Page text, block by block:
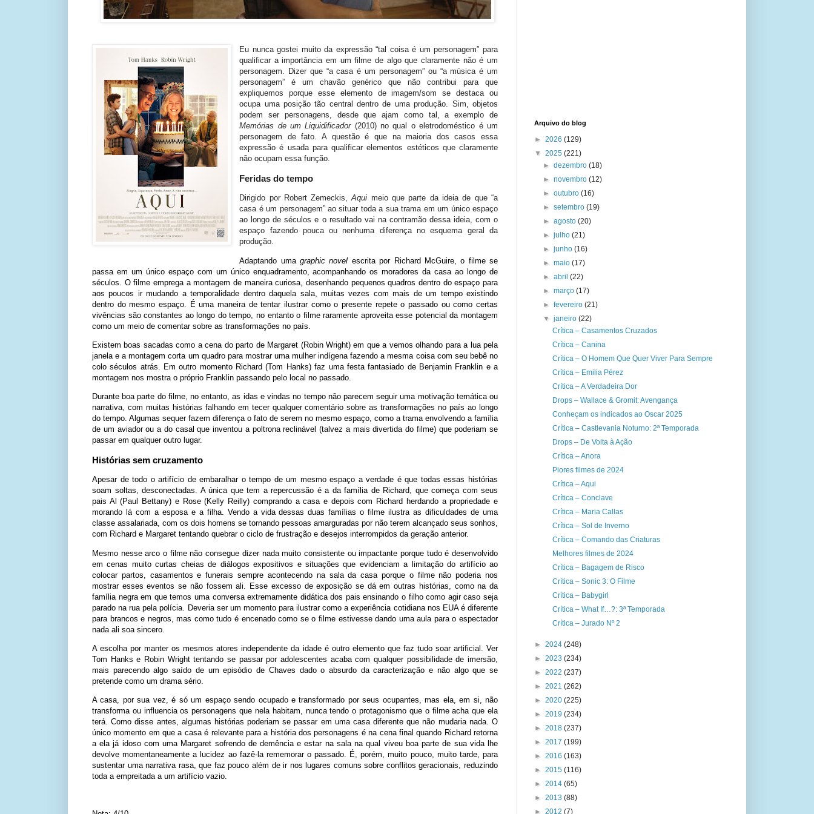
Eu nunca gostei muito da expressão “tal coisa é um personagem” para
qualificar a importância em um filme de algo que claramente não é um
personagem. Dizer que “a casa é um personagem” ou “a música é um
personagem” é um chavão genérico que não contribui para que
expliquemos porque esse elemento de imagem/som se destaca ou
ocupa uma posição tão central dentro de uma produção. Sim, objetos
podem ser personagens, desde que ajam como tal, a exemplo de
Memórias de um Liquidificador (2010) no qual o eletrodoméstico é um
personagem de fato. A questão é que na maioria dos casos essa
expressão é usada para qualificar elementos estéticos que claramente
não ocupam essa função.
Feridas do tempo
Dirigido por Robert Zemeckis,Aqui meio que parte da ideia de que “a
casa é um personagem” ao situar toda a sua trama em um único espaço
ao longo de séculos e o resultado vai na contramão dessa ideia, com o
espaço fazendo pouca ou nenhuma diferença no esquema geral da
produção.
Adaptando uma graphic novel escrita por Richard McGuire, o filme se
passa em um único espaço com um único enquadramento, acompanhando os moradores da casa ao longo de
séculos. O filme emprega a montagem de maneira curiosa, desenhando pequenos quadros dentro do espaço para
aos poucos ir mudando a temporalidade dentro daquela sala, muitas vezes com mais de um tempo existindo
dentro do mesmo espaço. É uma maneira de tentar ilustrar como o presente repete o passado ou como certas
vivências são constantes ao longo do tempo, no entanto o filme raramente aproveita esse potencial da montagem
como um meio de comentar sobre as transformações no país.
Existem boas sacadas como a cena do parto de Margaret (Robin Wright) em que a vemos olhando para a lua pela
janela e a montagem corta um quadro para mostrar uma mulher indígena fazendo a mesma coisa com seu bebê no
colo séculos atrás. Em outro momento Richard (Tom Hanks) faz uma festa fantasiado de Benjamin Franklin e a
montagem nos mostra o próprio Franklin passando pelo local no passado.
Durante boa parte do filme, no entanto, as idas e vindas no tempo não parecem seguir uma motivação temática ou
narrativa, com muitas histórias falhando em tecer qualquer comentário sobre as transformações no país ao longo
do tempo. Algumas sequer fazem diferença o fato de serem no mesmo espaço, como a trama envolvendo a família
de um aviador ou a do casal que inventou a poltrona reclinável (talvez a mais divertida do filme) que poderiam se
passar em qualquer outro lugar.
Histórias sem cruzamento
Apesar de todo o artifício de embaralhar o tempo de um mesmo espaço a verdade é que todas essas histórias
soam soltas, desconectadas. A única que tem a repercussão é a da família de Richard, que começa com seus
pais Al (Paul Bettany) e Rose (Kelly Reilly) comprando a casa e depois com Richard herdando a propriedade e
morando lá com a esposa e a filha. Vendo a vida dessas duas famílias o filme ilustra as dificuldades de uma
classe assalariada, com os dois homens se tornando pessoas amarguradas por não terem alcançado seus sonhos,
com Richard e Margaret tentando quebrar o ciclo de frustração e desejos interrompidos da geração anterior.
Mesmo nesse arco o filme não consegue dizer nada muito consistente ou impactante porque tudo é desenvolvido
em cenas muito curtas cheias de diálogos expositivos e situações que evidenciam a limitação do artifício ao
colocar partos, casamentos e funerais sempre acontecendo na sala da casa porque o filme não poderia nos
mostrar esses eventos se não fossem ali. Esse excesso de exposição se dá em outras histórias, como na da
família negra em que temos uma conversa extremamente didática dos pais ensinando o filho como agir caso seja
parado na rua pela polícia. Deveria ser um momento para ilustrar como a experiência cotidiana nos EUA é diferente
para brancos e negros, mas como tudo é encenado como se o filme estivesse dando uma aula para o espectador
nada ali soa sincero.
A escolha por manter os mesmos atores independente da idade é outro elemento que faz tudo soar artificial. Ver
Tom Hanks e Robin Wright tentando se passar por adolescentes acaba com qualquer possibilidade de imersão,
mais parecendo algo saído de um episódio de Chaves dado o absurdo da caracterização e não algo que se
pretende como um drama sério.
A casa, por sua vez, é só um espaço sendo ocupado e transformado por seus ocupantes, mas ela, em si, não
transforma ou influencia os personagens que nela habitam, nunca tendo o protagonismo que o filme acha que ela
terá. Como disse antes, algumas histórias poderiam se passar em uma casa diferente que não mudaria nada. O
único momento em que a casa é relevante para a história dos personagens é na cena final quando Richard retorna
a ela já idoso com uma Margaret sofrendo de demência e estar na sala na qual viveu boa parte de sua vida lhe
devolve momentaneamente a lucidez ao fazê-la rememorar o passado. É, porém, muito pouco, muito tarde, para
sustentar uma narrativa rasa, que faz pouco além de ir nos lugares comuns sobre conflitos geracionais, reduzindo
toda a empreitada a um artifício vazio.
Arquivo do blog
► 2026 (129)
▼ 2025 (221)
►dezembro(18)
►novembro(12)
►outubro(16)
►setembro(19)
►agosto(20)
►julho(21)
►junho(16)
►maio(17)
►abril(22)
►março(17)
►fevereiro(21)
▼janeiro(22)
Crítica – Casamentos Cruzados
Crítica – Canina
Crítica – O Homem Que Quer Viver Para Sempre
Crítica – Emilia Pérez
Crítica – A Verdadeira Dor
Drops – Wallace & Gromit: Avengança
Conheçam os indicados ao Oscar 2025
Crítica – Castlevania Noturno: 2ª Temporada
Drops – De Volta à Ação
Crítica – Anora
Piores filmes de 2024
Crítica – Aqui
Crítica – Conclave
Crítica – Maria Callas
Crítica – Sol de Inverno
Crítica – Comando das Criaturas
Melhores filmes de 2024
Crítica – Bagagem de Risco
Crítica – Sonic 3: O Filme
Crítica – Babygirl
Crítica – What If…?: 3ª Temporada
Crítica – Jurado Nº 2
► 2024 (248)
► 2023 (234)
► 2022 (237)
► 2021 (262)
► 2020 (225)
► 2019 (234)
► 2018 (237)
► 2017 (199)
► 2016 (163)
► 2015 (116)
► 2014 (65)
► 2013 (88)
► 2012 (7)